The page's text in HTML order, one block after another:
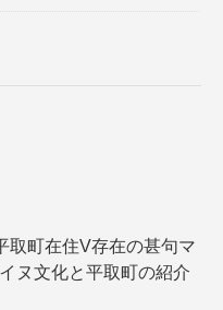
取町在住V存在の甚句マ
ヌ文化と平取町の紹介